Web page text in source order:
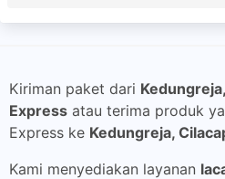
Kiriman paket dari
Express atau terima produk
Express ke Kedungreja,
Kami menyediakan layanan